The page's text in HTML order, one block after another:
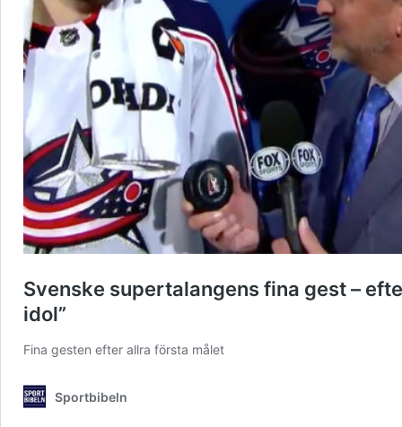
Svenske supertalangens fina gest –
idol”
Fina gesten efter allra första målet
Sportbibeln